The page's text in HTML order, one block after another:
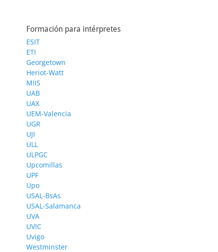
Formación para intérpretes
ESIT
ETI
Georgetown
Heriot-Watt
MIIS
UAB
UAX
UEM-Valencia
UGR
UJI
ULL
ULPGC
Upcomillas
UPF
Upo
USAL-BsAs
USAL-Salamanca
UVA
UVIC
Uvigo
Westminster